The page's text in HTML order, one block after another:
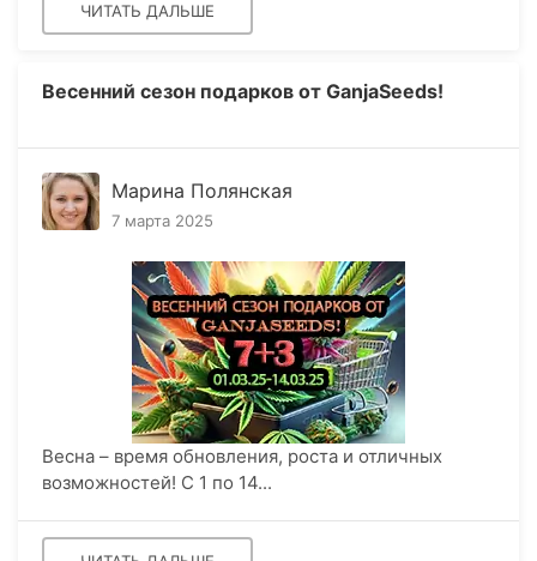
ЧИТАТЬ ДАЛЬШЕ
Весенний сезон подарков от GanjaSeeds!
Марина Полянская
7 марта 2025
Весна – время обновления, роста и отличных
возможностей! С 1 по 14...